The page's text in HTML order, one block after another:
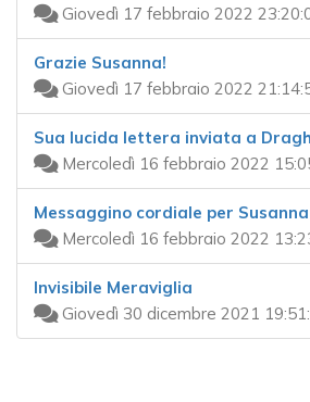
Giovedì 17 febbraio 2022
Grazie Susanna!
Giovedì 17 febbraio 2022
Sua lucida lettera inviata a
Mercoledì 16 febbraio 2022
Messaggino cordiale per
Mercoledì 16 febbraio 2022
Invisibile Meraviglia
Giovedì 30 dicembre 2021